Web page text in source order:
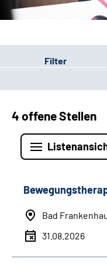
Gebärdensprache
Filter
4 offene Stellen
Bad
31.08.2026